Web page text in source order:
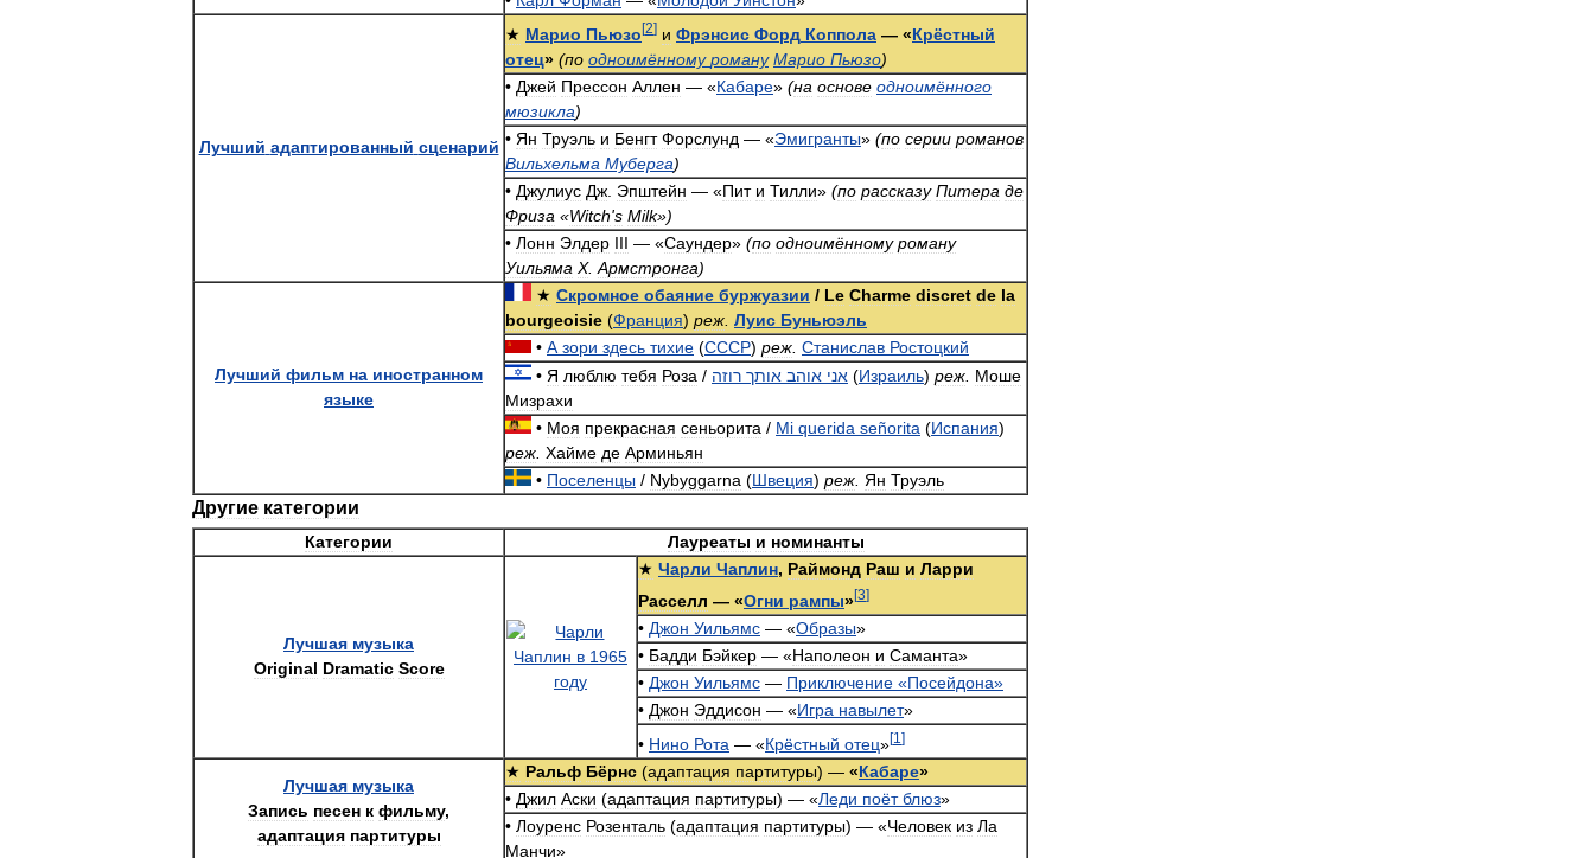
Лучший адаптированный сценарий
★ Марио Пьюзо[2] и Фрэнсис Форд Коппола — «Крёстный
отец» (по одноимённому роману Марио Пьюзо)
• Джей Прессон Аллен — «Кабаре» (на основе одноимённого
мюзикла)
• Ян Труэль и Бенгт Форслунд — «Эмигранты» (по серии романов
Вильхельма Муберга)
• Джулиус Дж Эпштейн — «Пит и Тилли» (по рассказу Питера де
Фриза «Witch's Milk»)
• Лонн Элдер III — «Саундер» (по одноимённому роману
Уильяма Х. Армстронга)
Лучший фильм на иностранном
языке
★ Скромное обаяние буржуазии / Le Charme discret de la
bourgeoisie (Франция) реж Луис Буньюэль
• А зори здесь тихие (СССР) реж Станислав Ростоцкий
• Я люблю тебя Роза / אני אוהב אותך רוזה (Израиль) реж Моше
Мизрахи
• Моя прекрасная сеньорита / Mi querida señorita (Испания)
реж Хайме де Арминьян
• Поселенцы / Nybyggarna (Швеция) реж Ян Труэль
Другие категории
Категории Лауреаты и номинанты
Лучшая музыка
Original Dramatic Score
★ Чарли Чаплин, Раймонд Раш и Ларри
Расселл — «Огни рампы»[3]
• Джон Уильямс — «Образы»
• Бадди Бэйкер — «Наполеон и Саманта»
• Джон Уильямс — Приключение «Посейдона»
• Джон Эддисон — «Игра навылет»
• Нино Рота — «Крёстный отец»[1 ]
Лучшая музыка
Запись песен к фильму,
адаптация партитуры
★ Ральф Бёрнс (адаптация партитуры) — «Кабаре»
• Джил Аски (адаптация партитуры) — «Леди поёт блюз»
• Лоуренс Розенталь (адаптация партитуры) — «Человек из Ла
Манчи»